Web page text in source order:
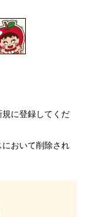
規に登録してくだ
において削除され